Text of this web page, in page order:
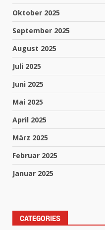
Oktober 2025
September 2025
August 2025
Juli 2025
Juni 2025
Mai 2025
April 2025
März 2025
Februar 2025
Januar 2025
CATEGORIES